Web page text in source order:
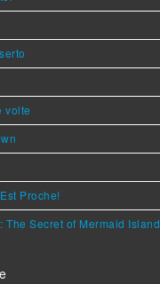
volte
Proche!
The Secret of Mermaid Island